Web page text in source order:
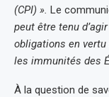
(CPI) ». Le
peut être tenu
obligations en
les immunités des
À la question de